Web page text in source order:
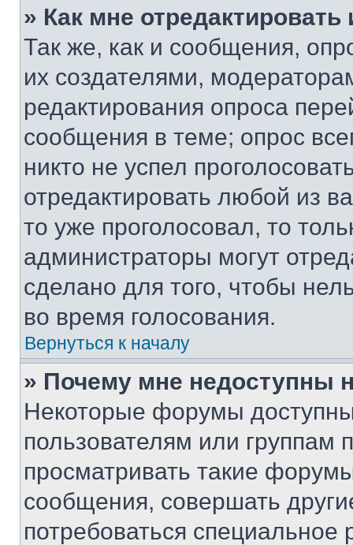
» Как мне
Так же, как и сообщения,
их создателями,
редактирования опроса
сообщения в теме; опрос
никто не успел
отредактировать любой из
то уже проголосовал, то
администраторы могут
сделано для того, чтобы
во время голосования.
Вернуться к началу
» Почему мне недоступны
Некоторые форумы
пользователям или группам
просматривать такие
сообщения, совершать
потребоваться